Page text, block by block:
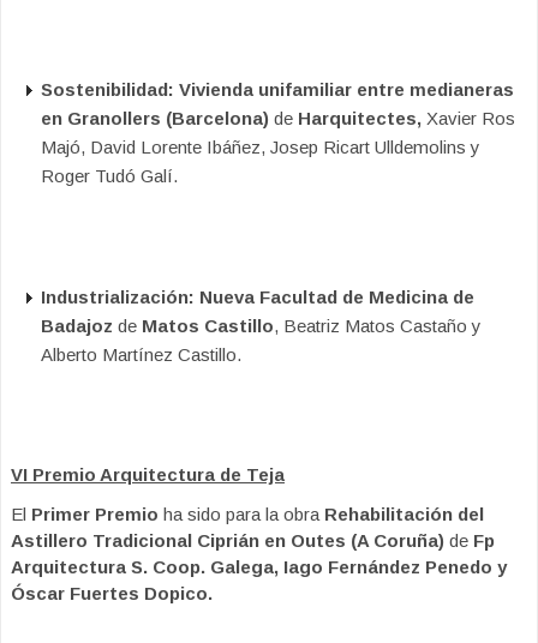
Sostenibilidad: Vivienda unifamiliar entre medianeras
en Granollers (Barcelona) de Harquitectes, Xavier Ros
Majó, David Lorente Ibáñez, Josep Ricart Ulldemolins y
Roger Tudó Galí.
Industrialización: Nueva Facultad de Medicina de
Badajoz de Matos Castillo, Beatriz Matos Castaño y
Alberto Martínez Castillo.
VI Premio Arquitectura de Teja
El Primer Premio ha sido para la obra Rehabilitación del
Astillero Tradicional Ciprián en Outes (A Coruña) de Fp
Arquitectura S. Coop. Galega, Iago Fernández Penedo y
Óscar Fuertes Dopico.